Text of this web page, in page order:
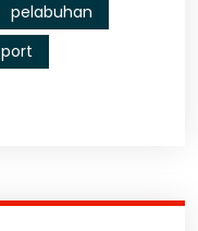
pelabuhan
port